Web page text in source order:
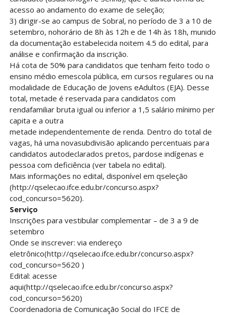
acesso ao andamento do exame de seleção;
3) dirigir-se ao campus de Sobral, no período de 3 a 10 de
setembro, nohorário de 8h às 12h e de 14h às 18h, munido
da documentação estabelecida noitem 4.5 do edital, para
análise e confirmação da inscrição.
Há cota de 50% para candidatos que tenham feito todo o
ensino médio emescola pública, em cursos regulares ou na
modalidade de Educação de Jovens eAdultos (EJA). Desse
total, metade é reservada para candidatos com
rendafamiliar bruta igual ou inferior a 1,5 salário mínimo per
capita e a outra
metade independentemente de renda. Dentro do total de
vagas, há uma novasubdivisão aplicando percentuais para
candidatos autodeclarados pretos, pardose indígenas e
pessoa com deficiência (ver tabela no edital).
Mais informações no edital, disponível em qseleção
(http://qselecao.ifce.edu.br/concurso.aspx?
cod_concurso=5620).
Serviço
Inscrições para vestibular complementar – de 3 a 9 de
setembro
Onde se inscrever: via endereço
eletrônico(http://qselecao.ifce.edu.br/concurso.aspx?
cod_concurso=5620 )
Edital: acesse
aqui(http://qselecao.ifce.edu.br/concurso.aspx?
cod_concurso=5620)
Coordenadoria de Comunicação Social do IFCE de